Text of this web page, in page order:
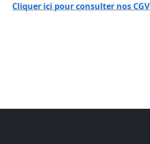
Cliquer ici pour consulter nos CGV